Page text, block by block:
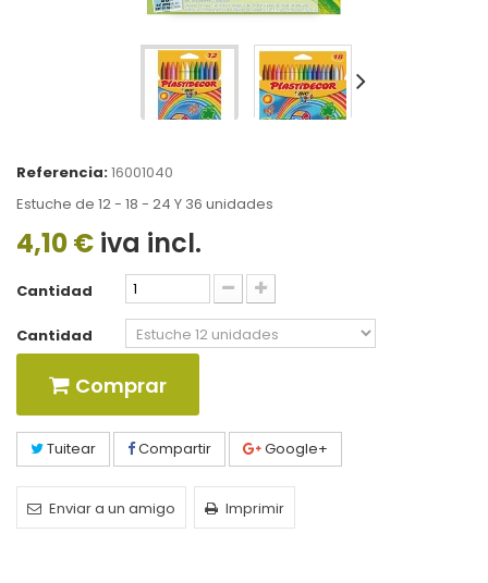
Referencia:16001040
Estuche de 12 - 18 - 24 Y 36 unidades
4,10 € iva incl.
Cantidad
Cantidad
Comprar
Tuitear Compartir Google+
Enviar a un amigo Imprimir